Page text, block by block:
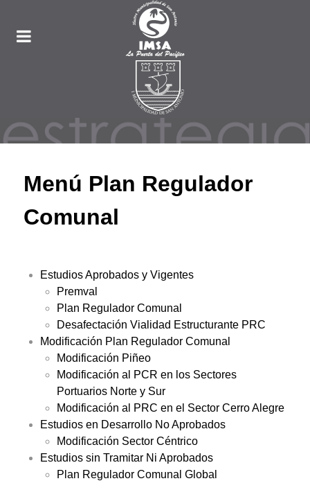
Menú Plan Regulador
Comunal
Estudios Aprobados y Vigentes
Premval
Plan Regulador Comunal
Desafectación Vialidad Estructurante PRC
Modificación Plan Regulador Comunal
Modificación Piñeo
Modificación al PCR en los Sectores
Portuarios Norte y Sur
Modificación al PRC en el Sector Cerro Alegre
Estudios en Desarrollo No Aprobados
Modificación Sector Céntrico
Estudios sin Tramitar Ni Aprobados
Plan Regulador Comunal Global